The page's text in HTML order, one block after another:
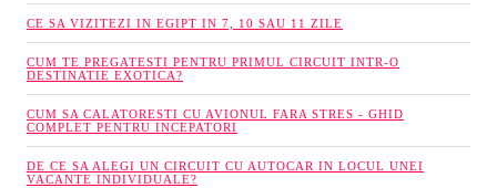
CE SA VIZITEZI IN EGIPT IN 7, 10 SAU 11 ZILE
CUM TE PREGATESTI PENTRU PRIMUL CIRCUIT INTR-O
DESTINATIE EXOTICA?
CUM SA CALATORESTI CU AVIONUL FARA STRES - GHID
COMPLET PENTRU INCEPATORI
DE CE SA ALEGI UN CIRCUIT CU AUTOCAR IN LOCUL UNEI
VACANTE INDIVIDUALE?